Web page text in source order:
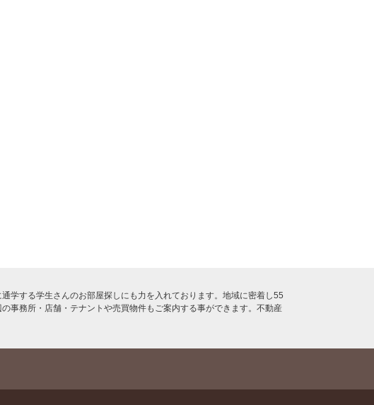
学する学生さんのお部屋探しにも力を入れております。地域に密着し55
事務所・店舗・テナントや売買物件もご案内する事ができます。不動産